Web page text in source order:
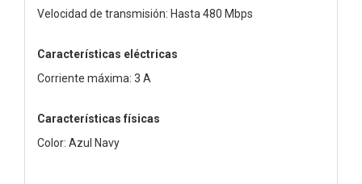
Velocidad de transmisión: Hasta 480 Mbps
Características eléctricas
Corriente máxima: 3 A
Características físicas
Color: Azul Navy